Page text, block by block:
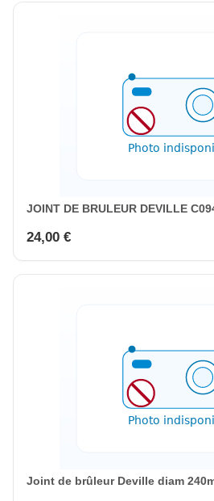
JOINT DE BRULEUR DEVILLE
24,00 €
Joint de brûleur Deville diam